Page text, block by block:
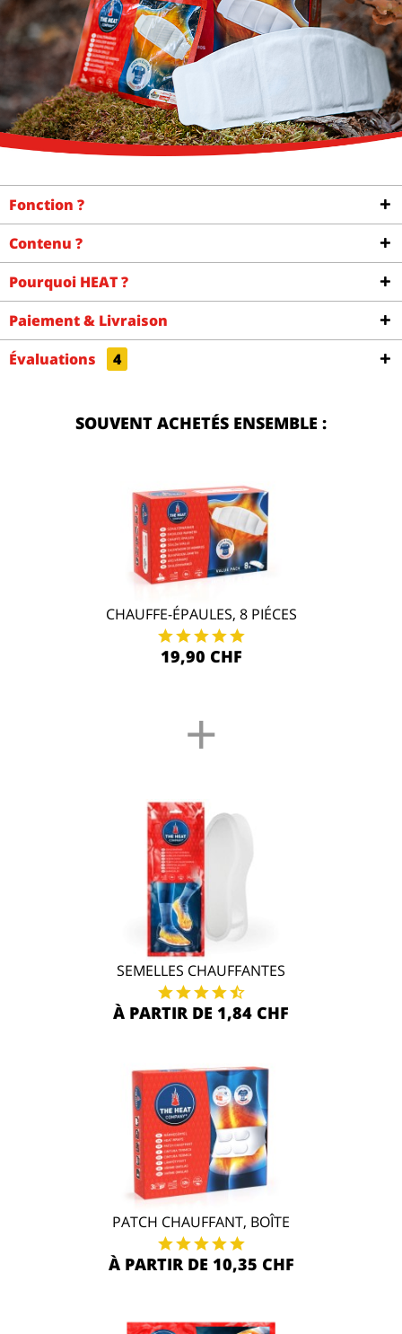
Fonction ?
Contenu ?
Pourquoi HEAT ?
Paiement & Livraison
Évaluations
4
SOUVENT ACHETÉS ENSEMBLE :
CHAUFFE-ÉPAULES, 8 PIÉCES
19,90 CHF
+
SEMELLES CHAUFFANTES
À PARTIR DE 1,84 CHF
PATCH CHAUFFANT, BOÎTE
À PARTIR DE 10,35 CHF